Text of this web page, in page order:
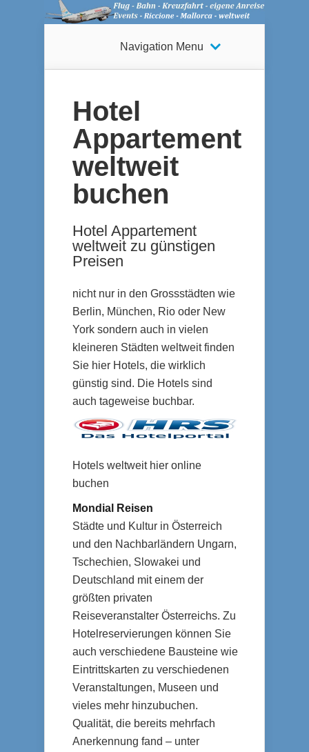
Navigation Menu
Hotel
Appartement
weltweit
buchen
Hotel Appartement
weltweit zu günstigen
Preisen
nicht nur in den Grossstädten wie
Berlin, München, Rio oder New
York sondern auch in vielen
kleineren Städten weltweit finden
Sie hier Hotels, die wirklich
günstig sind. Die Hotels sind
auch tageweise buchbar.
Hotels weltweit hier online
buchen
Mondial Reisen
Städte und Kultur in Österreich
und den Nachbarländern Ungarn,
Tschechien, Slowakei und
Deutschland mit einem der
größten privaten
Reiseveranstalter Österreichs. Zu
Hotelreservierungen können Sie
auch verschiedene Bausteine wie
Eintrittskarten zu verschiedenen
Veranstaltungen, Museen und
vieles mehr hinzubuchen.
Qualität, die bereits mehrfach
Anerkennung fand – unter